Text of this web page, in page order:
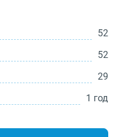
52
52
29
1 год